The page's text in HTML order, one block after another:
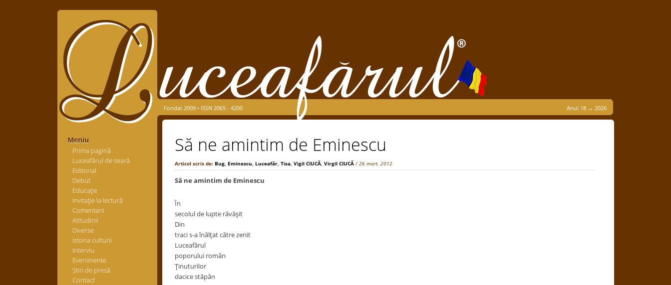
Meniu
Prima pagină
Luceafărul de seară
Editorial
Debut
Educaţie
Invitaţie la lectură
Comentarii
Atitudinii
Diverse
Istoria culturii
Interviu
Evenimente
Știri de presă
Contact
Fondat 2009 • ISSN 2065 - 4200 Anul 18 → 2026
Să ne amintim de Eminescu
Articol scris de: Bug, Eminescu, Luceafăr, Tisa, Vigil CIUCĂ, Virgil CIUCĂ / 26 mart. 2012
Să ne amintim de Eminescu
În
secolul de lupte răvăşit
Din
traci s-a înălţat către zenit
Luceafărul
poporului român
Ţinuturilor
dacice stăpân